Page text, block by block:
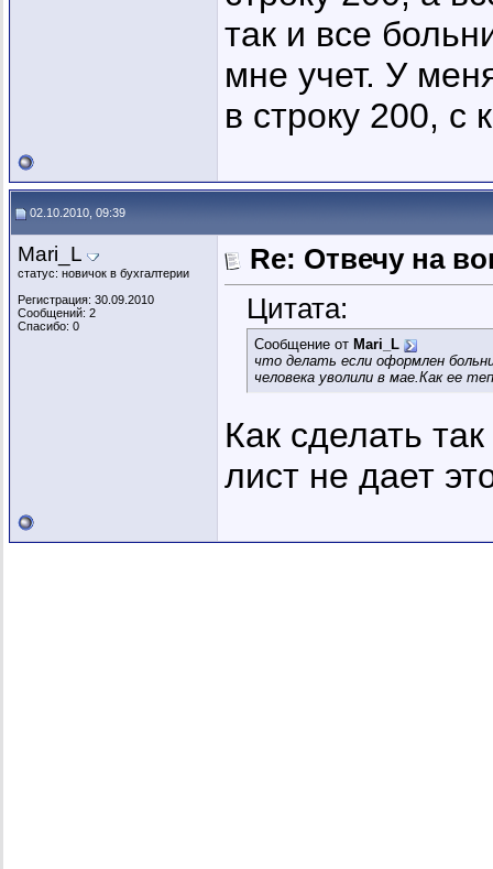
так и все
мне учет. У
в строку 200, с
02.10.2010, 09:39
Mari_L
статус: новичок в бухгалтерии
Регистрация: 30.09.2010
Сообщений: 2
Спасибо: 0
Re: Отвечу на
Цитата:
Сообщение от Mari_L
что делать если оформлен
человека уволили в мае.Как ее
Как сделать
лист не дает